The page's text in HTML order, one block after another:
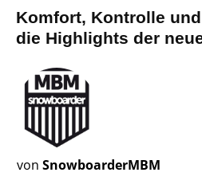
Komfort, Kontrolle
die Highlights der
von SnowboarderMBM